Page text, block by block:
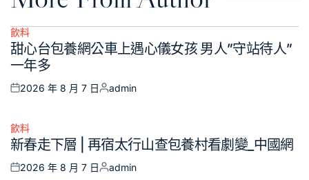
Posted
in
飲料
甜心台包養網公車上遇心儀女孩 男人”守站待人”
一年多
Posted
2026 年 8 月 7 日
Posted
admin
Posted
in
飲料
新春走下層 | 再宿太行山查包養村看劇變_中國網
Posted
2026 年 8 月 7 日
Posted
admin